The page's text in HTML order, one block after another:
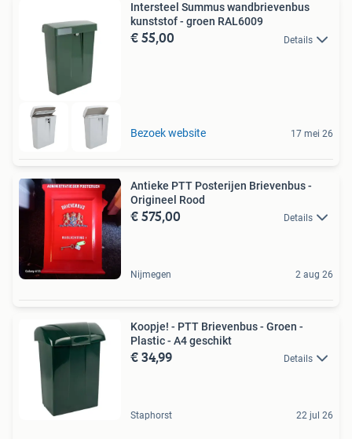
Intersteel Summus wandbrievenbus
kunststof - groen RAL6009
€ 55,00 Details
Bezoek website 17 mei 26
Antieke PTT Posterijen Brievenbus -
Origineel Rood
€ 575,00 Details
Nijmegen 2 aug 26
Koopje! - PTT Brievenbus - Groen -
Plastic - A4 geschikt
€ 34,99 Details
Staphorst 22 jul 26